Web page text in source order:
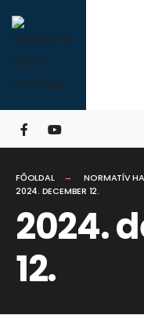
Skip
to
content
FŐOLDAL
NORMATÍV
2024. DECEMBER 12.
2024.
12.
for: